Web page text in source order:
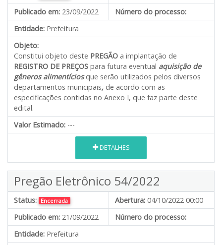
Publicado em: 23/09/2022
Número do processo:
Entidade: Prefeitura
Objeto:
Constitui objeto deste PREGÃO a implantação de
REGISTRO DE PREÇOS para futura eventual aquisição de
gêneros alimentíciosque serão utilizados pelos diversos
departamentos municipais, de acordo com as
especificações contidas no Anexo I, que faz parte deste
edital.
Valor Estimado: ---
DETALHES
Pregão Eletrônico 54/2022
Status: Encerrada Abertura: 04/10/2022 00:00
Publicado em: 21/09/2022
Número do processo:
Entidade: Prefeitura